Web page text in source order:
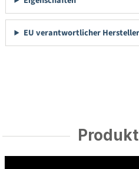
EU verantwortlicher Hersteller